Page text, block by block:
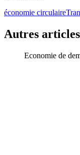
économie circulaire
Autres
Economie de